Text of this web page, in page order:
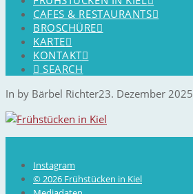
CAFES & RESTAURANTS
BROSCHÜRE
KARTE
KONTAKT
SEARCH
In by Bärbel Richter23. Dezember 2025
Instagram
© 2026 Frühstücken in Kiel